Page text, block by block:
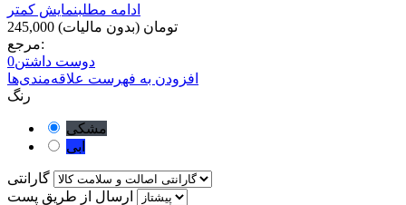
ادامه مطلبنمایش کمتر
245,000 تومان (بدون مالیات)
مرجع:
دوست داشتن0
افزودن به فهرست علاقه‌مندی‌ها
رنگ
مشکی
ابی
گارانتی
ارسال از طریق پست